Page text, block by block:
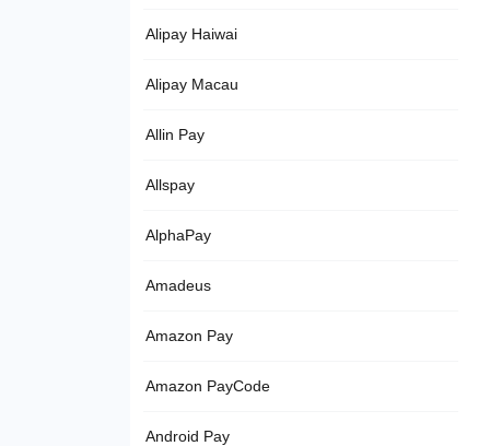
Alipay Haiwai
Alipay Macau
Allin Pay
Allspay
AlphaPay
Amadeus
Amazon Pay
Amazon PayCode
Android Pay